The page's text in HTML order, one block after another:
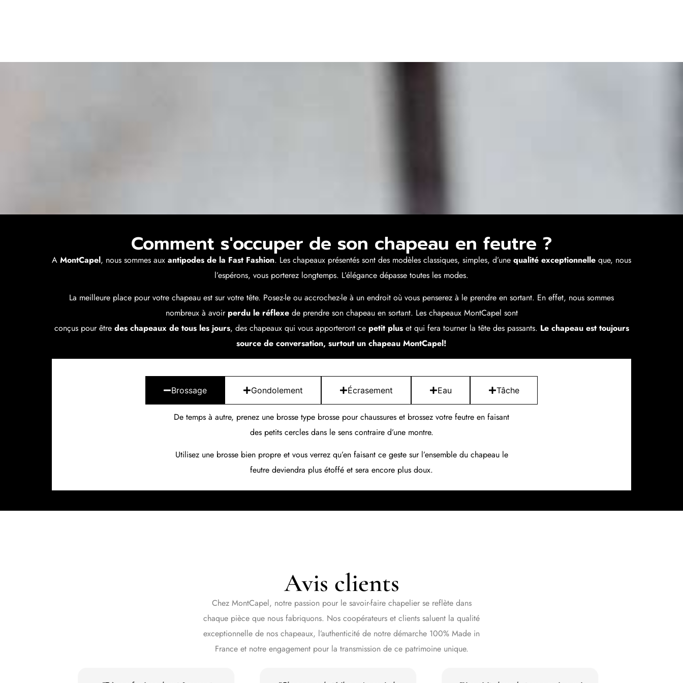
Comment s'occuper de son chapeau en feutre ?
A MontCapel, nous sommes aux antipodes de la Fast Fashion. Les chapeaux présentés sont des modèles classiques, simples, d’une qualité exceptionnelle que, nous
l’espérons, vous porterez longtemps. L’élégance dépasse toutes les modes.
La meilleure place pour votre chapeau est sur votre tête. Posez-le ou accrochez-le à un endroit où vous penserez à le prendre en sortant. En effet, nous sommes
nombreux à avoir perdu le réflexede prendre son chapeau en sortant. Les chapeaux MontCapel sont
conçus pour être des chapeaux de tous les jours, des chapeaux qui vous apporteront ce petit pluset qui fera tourner la tête des passants. Le chapeau est toujours
source de conversation, surtout un chapeau MontCapel!
Brossage Gondolement Écrasement Eau Tâche
De temps à autre, prenez une brosse type brosse pour chaussures et brossez votre feutre en faisant
des petits cercles dans le sens contraire d’une montre.
Utilisez une brosse bien propre et vous verrez qu’en faisant ce geste sur l’ensemble du chapeau le
feutre deviendra plus étoffé et sera encore plus doux.
Avis clients
Chez MontCapel, notre passion pour le savoir-faire chapelier se reflète dans
chaque pièce que nous fabriquons. Nos coopérateurs et clients saluent la qualité
exceptionnelle de nos chapeaux, l’authenticité de notre démarche 100% Made in
France et notre engagement pour la transmission de ce patrimoine unique.